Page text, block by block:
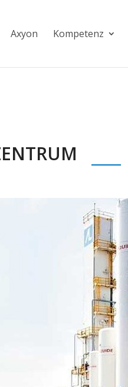
Axyon Kompetenz